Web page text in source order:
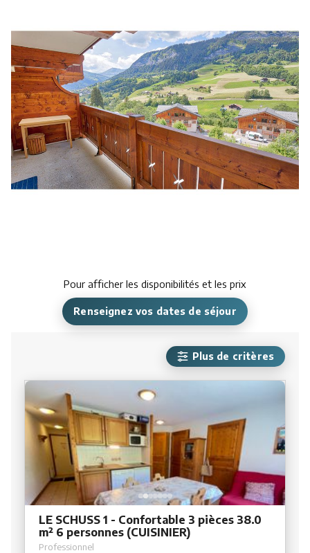
Pour afficher les disponibilités et les prix
Renseignez vos dates de séjour
Plus de critères
LE SCHUSS 1 - Confortable 3 pièces 38.0
m² 6 personnes (CUISINIER)
Professionnel